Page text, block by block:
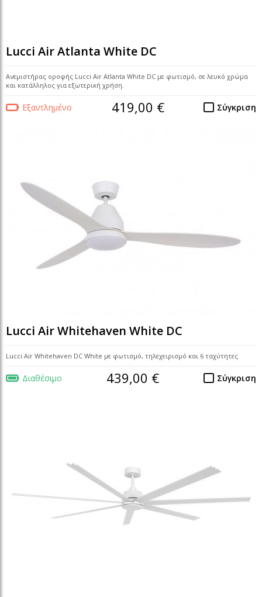
Lucci Air Atlanta White DC
Ανεμιστήρας οροφής Lucci Air Atlanta White DC με φωτισμό, σε λευκό χρώμα
και κατάλληλος για εξωτερική χρήση.
Εξαντλημένο Σύγκριση
419,00 €
Lucci Air Whitehaven White DC
Lucci Air Whitehaven DC White με φωτισμό, τηλεχειρισμό και 6 ταχύτητες
Διαθέσιμο Σύγκριση
439,00 €